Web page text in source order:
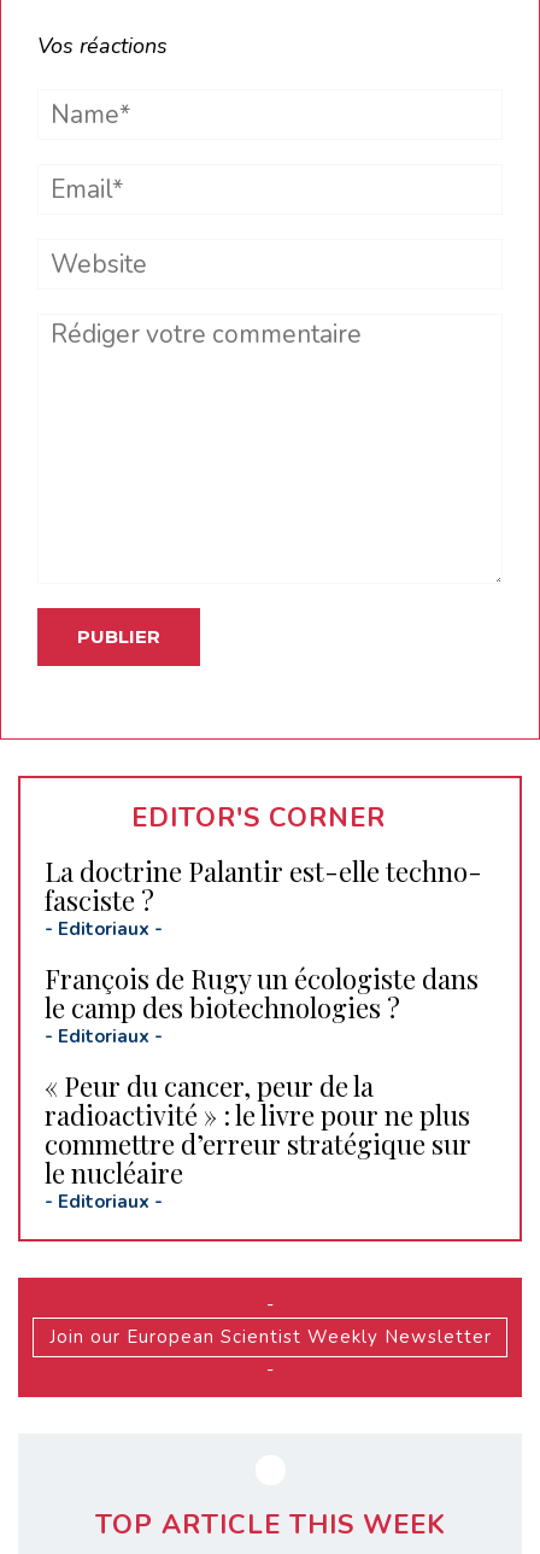
Vos réactions
Name*
Email*
Website
Comment
EDITOR'S CORNER
La doctrine Palantir est-elle techno-
fasciste ?
- Editoriaux -
François de Rugy un écologiste dans
le camp des biotechnologies ?
- Editoriaux -
« Peur du cancer, peur de la
radioactivité » : le livre pour ne plus
commettre d’erreur stratégique sur
le nucléaire
- Editoriaux -
-
Join our European Scientist Weekly Newsletter
-
TOP ARTICLE THIS WEEK